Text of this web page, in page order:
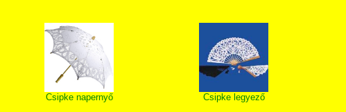
Csipke napernyő Csipke legyező